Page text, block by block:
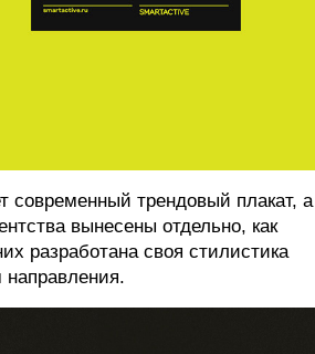
современный трендовый плакат, а
вынесены отдельно, как
разработана своя стилистика
направления.